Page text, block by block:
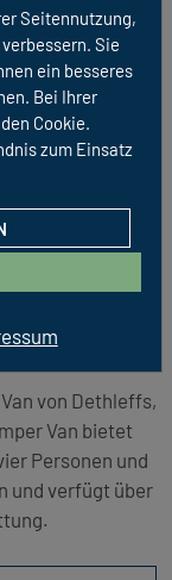
von Dethleffs,
Van bietet
Personen und
und verfügt über
Seitennutzung,
Sie
ein besseres
Bei Ihrer
Cookie.
zum Einsatz